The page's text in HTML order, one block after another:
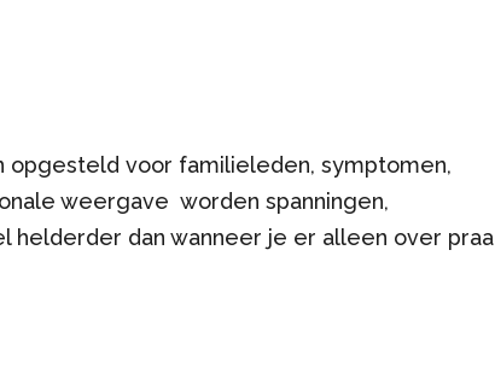
voor familieleden, symptomen,
weergave worden spanningen,
helderder dan wanneer je er alleen over